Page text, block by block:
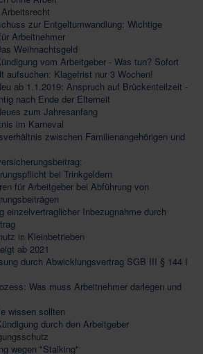
zur Entgeltumwandlung: Wichtige
Arbeitnehmer
Weihnachtsgeld
vom Arbeitgeber - Was tun? Sofort
aufsuchen: Klagefrist nur 3 Wochen!
ab 1.1.2019: Anspruch auf Brückenteilzeit -
nach Ende der Elterneit
zum Jahresanfang
im Karneval
zwischen Familienangehörigen und
bei Trinkgeldern
für Arbeitgeber bei Abführung von
einzelvertraglicher Inbezugnahme durch
in Kleinbetrieben
ab 2021
durch Abwicklungsvertrag SGB III § 144 I
Was muss Arbeitnehmer darlegen und
wissen sollten
durch den Arbeitgeber
wegen "Stalking"